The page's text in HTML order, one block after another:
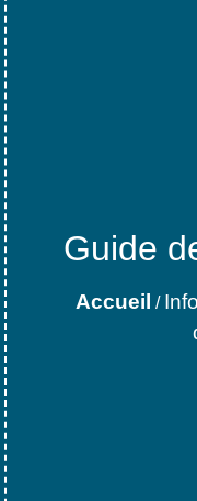
Guide
Accueil /